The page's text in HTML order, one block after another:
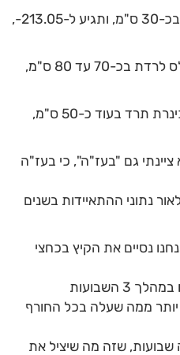
בחודש יוני צפוי המפלס לרדת בכ-30 ס"מ, ותגיע ל-213.05-,
בחודשי יולי-אוגוסט צפוי המפלס לרדת בכ-70 עד 80 ס"מ,
בחודשי ספטמבר-אוקטובר הכינרת תרד בעוד כ-50 ס"מ,
ציינתי גם "בעז"ה", כי בעז"ה
נתוני ההתאיידות בשנים
נסיים את הקיץ בכחצי
וזה קרה בזכות הגשמים שירדו במהלך 3 השבועות
ממה שעלה בכל החורף
שזה מה שיציל את